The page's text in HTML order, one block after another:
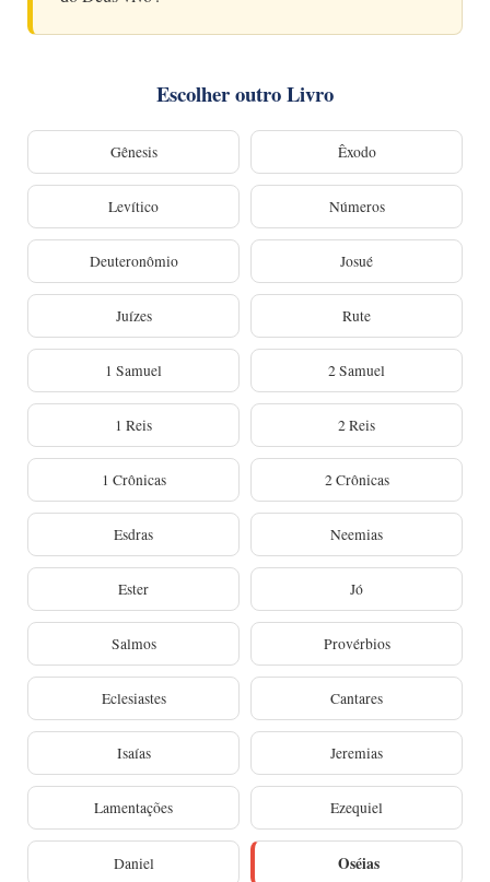
Escolher outro Livro
Gênesis Êxodo
Levítico Números
Deuteronômio Josué
Juízes Rute
1 Samuel 2 Samuel
1 Reis 2 Reis
1 Crônicas 2 Crônicas
Esdras Neemias
Ester Jó
Salmos Provérbios
Eclesiastes Cantares
Isaías Jeremias
Lamentações Ezequiel
Daniel Oséias